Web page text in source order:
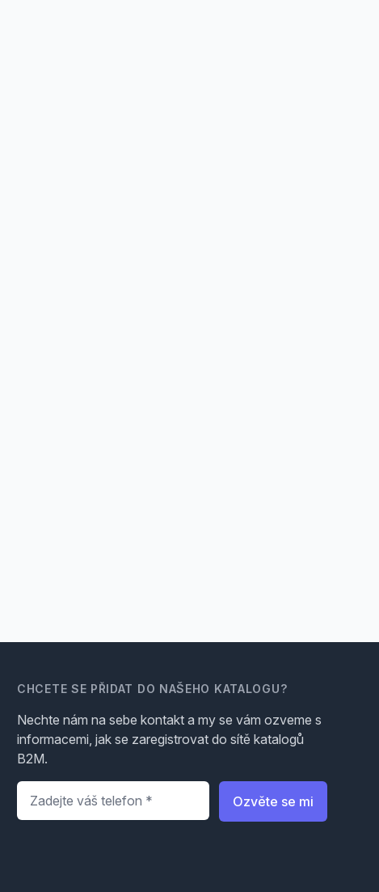
CHCETE SE PŘIDAT DO NAŠEHO KATALOGU?
Nechte nám na sebe kontakt a my se vám ozveme s
informacemi, jak se zaregistrovat do sítě katalogů
B2M.
Telefon
Ozvěte se mi